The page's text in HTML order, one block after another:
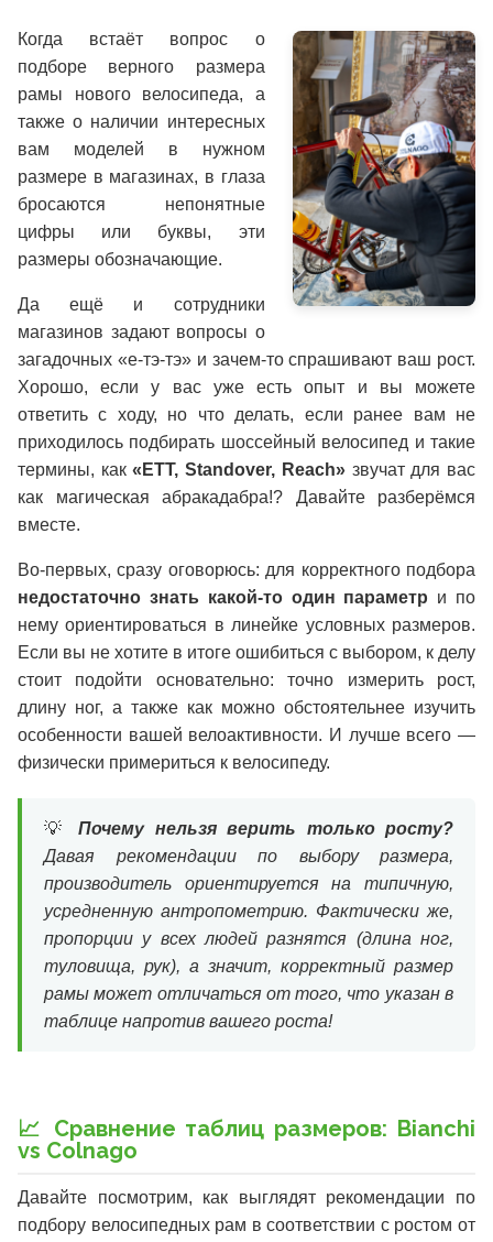
Рамы ▶
Детские
BMX
Электровелосипеды
Сумки и системы хранения
Транспорт и хранение
Фляги
Флягодержатели
Фонари
Носки, гольфы и гетры
Гидрокостюмы
Купальники и плавки
Очки для плавания
Аксессуары для плавания
Повседневная спортивная одежда▶
Стельки
Косметика
Запасные части / Болты
Педали ▶
Троса/оплетки
Di2 - Провода, Батареи, Блоки, Зарядки, З/
Специализированные инструменты
Велоаптечки
Щетки
Велохимия
Стойки ремонтные
Универсальные ключи
Когда встаёт вопрос о
подборе верного размера
рамы нового велосипеда, а
также о наличии интересных
вам моделей в нужном
размере в магазинах, в глаза
бросаются непонятные
цифры или буквы, эти
размеры обозначающие.
Да ещё и сотрудники
магазинов задают вопросы о
загадочных «е-тэ-тэ» и зачем-то спрашивают ваш рост.
Хорошо, если у вас уже есть опыт и вы можете
ответить с ходу, но что делать, если ранее вам не
приходилось подбирать шоссейный велосипед и такие
термины, как«ETT, Standover, Reach»звучат для вас
как магическая абракадабра!? Давайте разберёмся
вместе.
Во-первых, сразу оговорюсь: для корректного подбора
недостаточно знать какой-то один параметр и по
нему ориентироваться в линейке условных размеров.
Если вы не хотите в итоге ошибиться с выбором, к делу
стоит подойти основательно: точно измерить рост,
длину ног, а также как можно обстоятельнее изучить
особенности вашей велоактивности. И лучше всего —
физически примериться к велосипеду.
💡 Почему нельзя верить только росту?
Давая рекомендации по выбору размера,
производитель ориентируется на типичную,
усредненную антропометрию. Фактически же,
пропорции у всех людей разнятся (длина ног,
туловища, рук), а значит, корректный размер
рамы может отличаться от того, что указан в
таблице напротив вашего роста!
📈 Сравнение таблиц размеров: Bianchi
vs Colnago
Давайте посмотрим, как выглядят рекомендации по
подбору велосипедных рам в соответствии с ростом от
Детские
Электровелосипеды
Транспорт и хранение
Флягодержатели
Фонари
Гидрокостюмы
Очки для плавания
Аксессуары для плавания
Повседневная спортивная одежда
Рюкзаки и сумки
Стельки
Обода
Педали
Di2 - Провода, Батареи, Блоки, Зарядки, З/Ч
Велоаптечки
Щетки
Велохимия
Стойки ремонтные